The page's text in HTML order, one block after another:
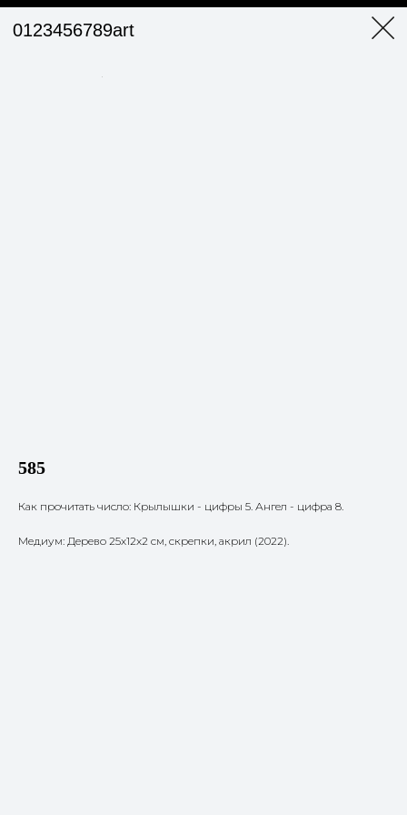
0123456789art
585
Как прочитать число: Крылышки - цифры 5. Ангел - цифра 8.
Медиум: Дерево 25х12х2 см, скрепки, акрил (2022).